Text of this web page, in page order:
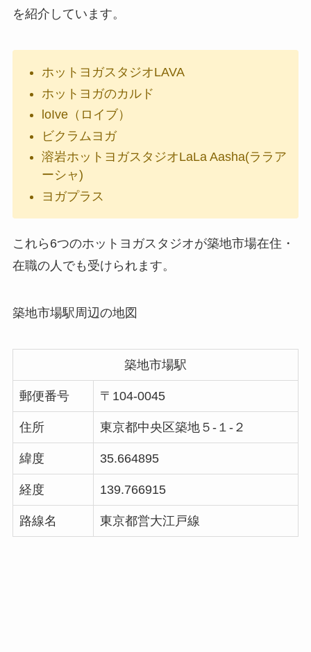
を紹介しています。
ホットヨガスタジオLAVA
ホットヨガのカルド
loIve（ロイブ）
ビクラムヨガ
溶岩ホットヨガスタジオLaLa Aasha(ララア
ーシャ)
ヨガプラス
これら6つのホットヨガスタジオが築地市場在住・
在職の人でも受けられます。
築地市場駅周辺の地図
築地市場駅
郵便番号 〒104-0045
住所 東京都中央区築地５-１-２
緯度 35.664895
経度 139.766915
路線名 東京都営大江戸線